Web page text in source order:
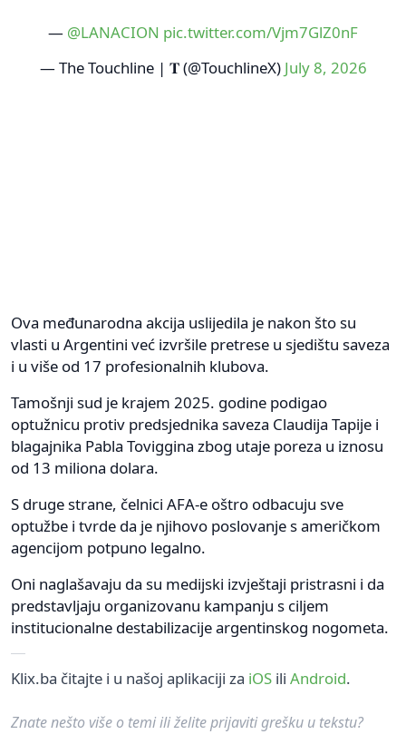
— @LANACION pic.twitter.com/Vjm7GlZ0nF
— The Touchline | 𝐓 (@TouchlineX) July 8, 2026
Ova međunarodna akcija uslijedila je nakon što su
vlasti u Argentini već izvršile pretrese u sjedištu saveza
i u više od 17 profesionalnih klubova.
Tamošnji sud je krajem 2025. godine podigao
optužnicu protiv predsjednika saveza Claudija Tapije i
blagajnika Pabla Toviggina zbog utaje poreza u iznosu
od 13 miliona dolara.
S druge strane, čelnici AFA-e oštro odbacuju sve
optužbe i tvrde da je njihovo poslovanje s američkom
agencijom potpuno legalno.
Oni naglašavaju da su medijski izvještaji pristrasni i da
predstavljaju organizovanu kampanju s ciljem
institucionalne destabilizacije argentinskog nogometa.
Klix.ba čitajte i u našoj aplikaciji za iOS ili Android.
Znate nešto više o temi ili želite prijaviti grešku u tekstu?